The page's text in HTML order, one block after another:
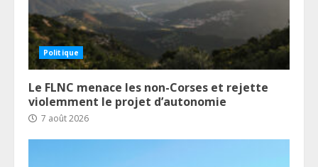
Politique
Le FLNC menace les non-Corses et rejette
violemment le projet d’autonomie
7 août 2026